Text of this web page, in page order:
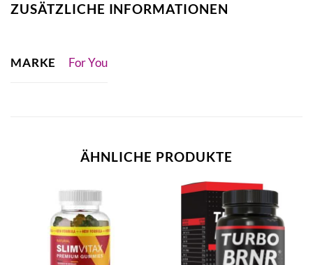
ZUSÄTZLICHE INFORMATIONEN
MARKE For You
ÄHNLICHE PRODUKTE